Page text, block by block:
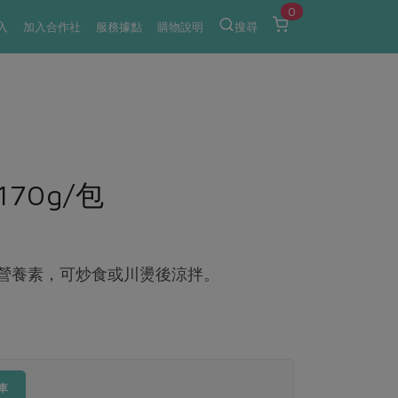
加入合作社 服務據點 購物說明 搜尋
0
包
素，可炒食或川燙後涼拌。